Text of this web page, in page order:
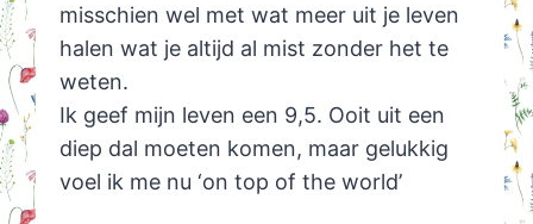
misschien wel met wat meer uit je leven
halen wat je altijd al mist zonder het te
weten.
Ik geef mijn leven een 9,5. Ooit uit een
diep dal moeten komen, maar gelukkig
voel ik me nu ‘on top of the world’